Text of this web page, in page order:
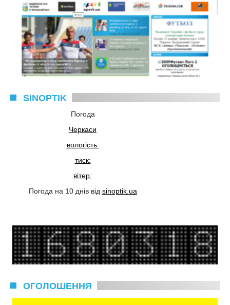
SINOPTIK
Погода
Черкаси
вологість:
тиск:
вітер:
Погода на 10 днів від sinoptik.ua
ОГОЛОШЕННЯ